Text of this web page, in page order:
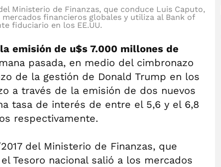
Ministerio de Finanzas, que conduce Luis Caputo,
mercados financieros globales y utiliza al Bank of
fiduciario en los EE.UU.
emisión de u$s 7.000 millones de
pasada, en medio del cimbronazo
de la gestión de Donald Trump en los
a través de la emisión de dos nuevos
tasa de interés de entre el 5,6 y el 6,8
respectivamente.
del Ministerio de Finanzas, que
Tesoro nacional salió a los mercados